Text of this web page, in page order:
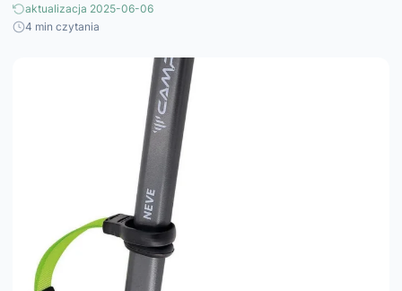
aktualizacja 2025-06-06
4 min czytania